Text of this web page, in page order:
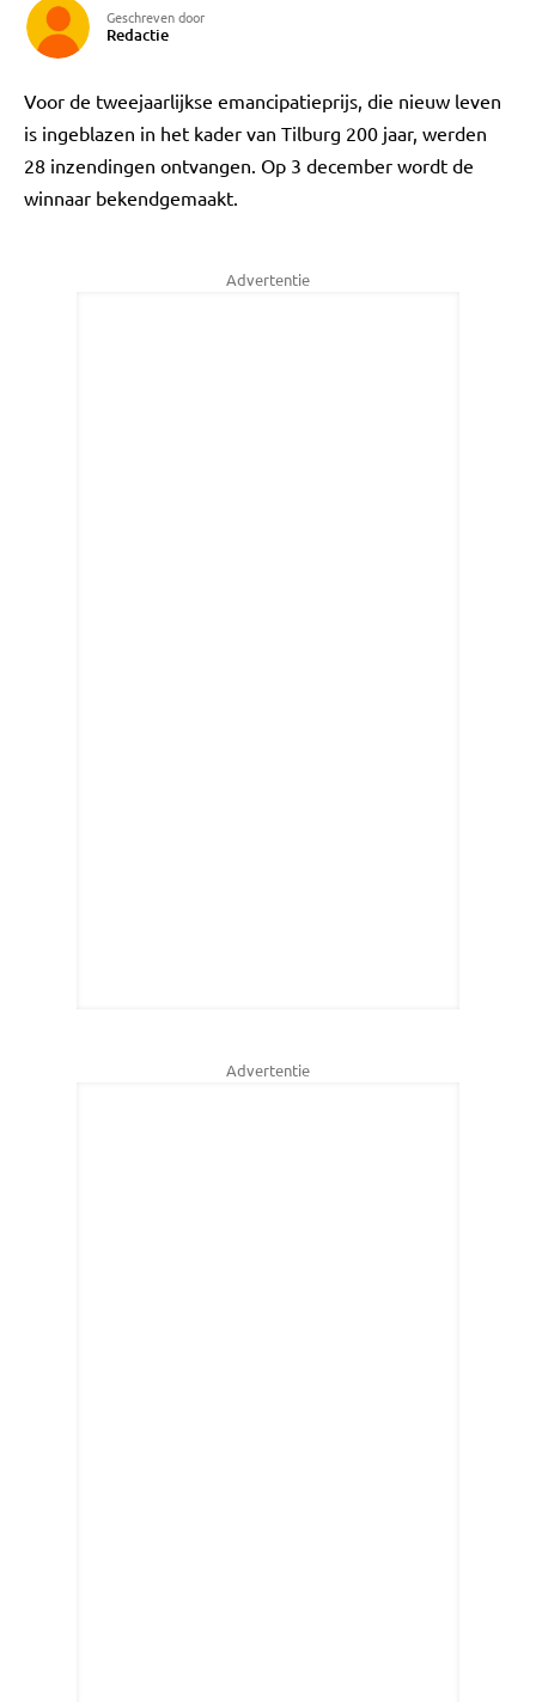
Geschreven door
Redactie
Voor de tweejaarlijkse emancipatieprijs, die nieuw leven
is ingeblazen in het kader van Tilburg 200 jaar, werden
28 inzendingen ontvangen. Op 3 december wordt de
winnaar bekendgemaakt.
Advertentie
Advertentie